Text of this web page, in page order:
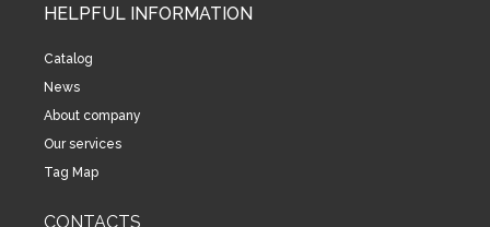
HELPFUL INFORMATION
Catalog
News
About company
Our services
Tag Map
CONTACTS